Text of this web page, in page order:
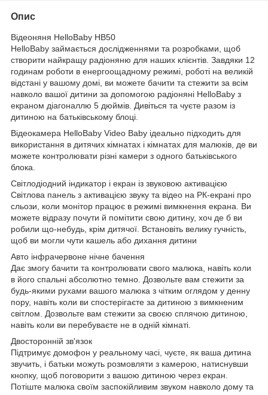
Опис
Відеоняня HelloBaby HB50
HelloBaby займається дослідженнями та розробками, щоб
створити найкращу радіоняню для наших клієнтів. Завдяки 12
годинам роботи в енергоощадному режимі, роботі на великій
відстані у вашому домі, ви можете бачити та стежити за всім
навколо вашої дитини за допомогою радіоняні HelloBaby з
екраном діагоналлю 5 дюймів. Дивіться та чуєте разом із
дитиною на батьківському блоці.
Відеокамера HelloBaby Video Baby ідеально підходить для
використання в дитячих кімнатах і кімнатах для малюків, де ви
можете контролювати різні камери з одного батьківського
блока.
Світлодіодний індикатор і екран із звуковою активацією
Світлова панель з активацією звуку та відео на РК-екрані про
сльози, коли монітор працює в режимі вимкнення екрана. Ви
можете відразу почути й помітити свою дитину, хоч де б ви
робили що-небудь, крім дитячої. Встановіть велику гучність,
щоб ви могли чути кашель або дихання дитини
Авто інфрачервоне нічне бачення
Дає змогу бачити та контролювати свого малюка, навіть коли
в його спальні абсолютно темно. Дозвольте вам стежити за
будь-якими рухами вашого малюка з чітким оглядом у денну
пору, навіть коли ви спостерігаєте за дитиною з вимкненим
світлом. Дозвольте вам стежити за своєю сплячою дитиною,
навіть коли ви перебуваєте не в одній кімнаті.
Двосторонній зв'язок
Підтримує домофон у реальному часі, чуєте, як ваша дитина
звучить, і батьки можуть розмовляти з камерою, натиснувши
кнопку, щоб поговорити з вашою дитиною через екран.
Потіште малюка своїм заспокійливим звуком навколо дому та